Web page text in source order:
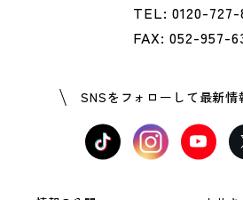
TEL: 0120-727-
FAX: 052-957-
SNSをフォローして最新情